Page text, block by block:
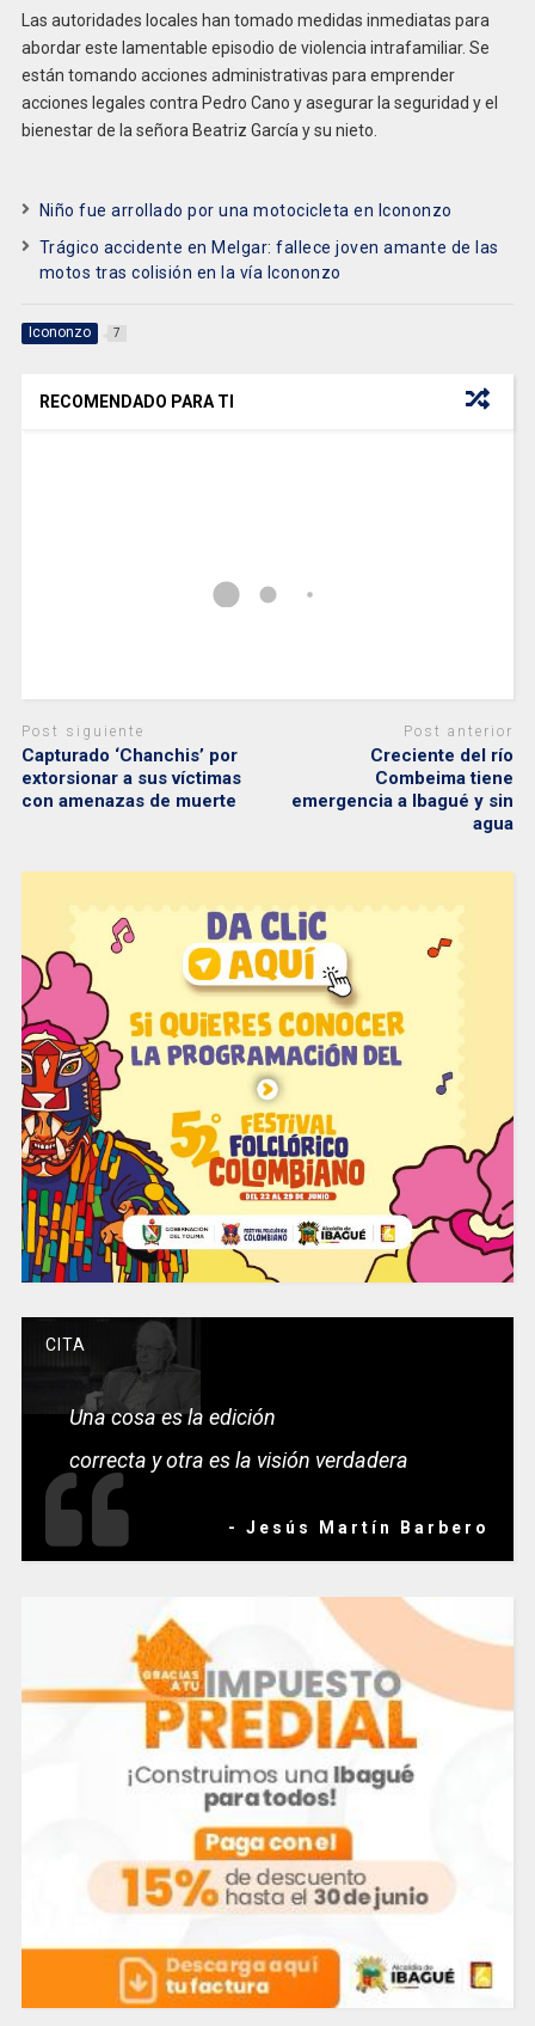
Las autoridades locales han tomado medidas inmediatas para
abordar este lamentable episodio de violencia intrafamiliar. Se
están tomando acciones administrativas para emprender
acciones legales contra Pedro Cano y asegurar la seguridad y el
bienestar de la señora Beatriz García y su nieto.
Niño fue arrollado por una motocicleta en Icononzo
Trágico accidente en Melgar: fallece joven amante de las
motos tras colisión en la vía Icononzo
Icononzo 7
RECOMENDADO PARA TI
Post siguiente
Capturado ‘Chanchis’ por
extorsionar a sus víctimas
con amenazas de muerte
Post anterior
Creciente del río
Combeima tiene
emergencia a Ibagué y sin
agua
CITA
Una cosa es la edición
correcta y otra es la visión verdadera
- Jesús Martín Barbero